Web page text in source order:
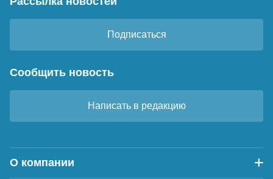
Подписаться
Сообщить новость
Написать в редакцию
О компании